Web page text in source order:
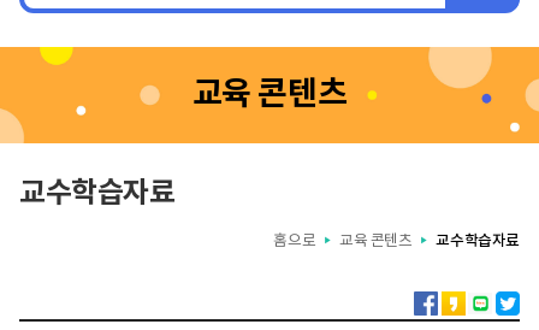
교육 콘텐츠
교수학습자료
홈으로 ▶ 교육 콘텐츠 ▶ 교수학습자료